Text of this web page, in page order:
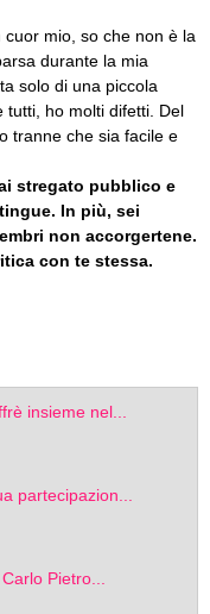
cuor mio, so che non è la
durante la mia
solo di una piccola
tutti, ho molti difetti. Del
tranne che sia facile e
stregato pubblico e
In più, sei
non accorgertene.
con te stessa.
insieme nel...
partecipazion...
Pietro...